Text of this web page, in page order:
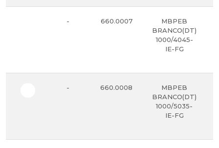
- 660.0007
MBPEB
BRANCO(DT)
1000/4045-
IE-FG
- 660.0008
MBPEB
BRANCO(DT)
1000/5035-
IE-FG